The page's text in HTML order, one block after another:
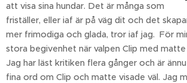
att visa sina hundar. Det är många som
friställer, eller iaf är på väg dit och det
mer frimodiga och glada, tror iaf jag. För
stora begivenhet när valpen Clip med matte
Jag har läst kritiken flera gånger och är
fina ord om Clip och matte visade väl. Jag